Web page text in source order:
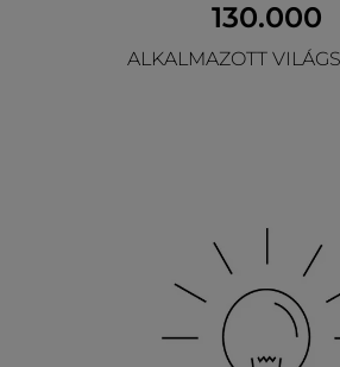
130.000
ALKALMAZOTT